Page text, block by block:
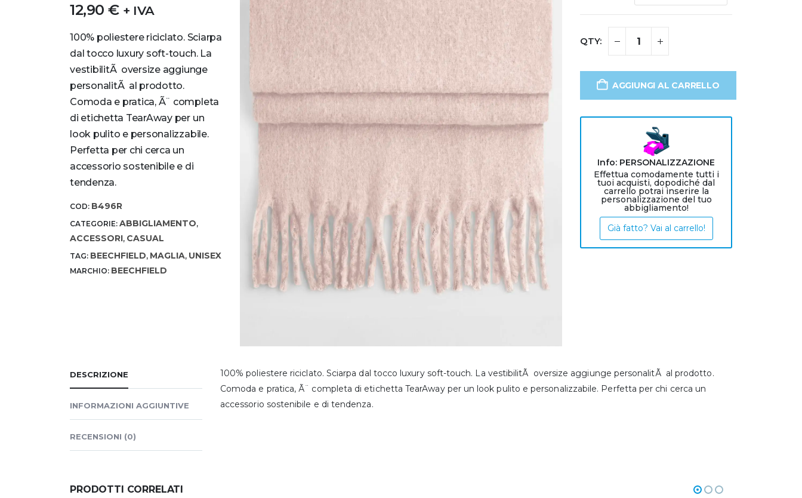
12,90€ + IVA
100% poliestere riciclato. Sciarpa
dal tocco luxury soft-touch. La
vestibilitÃ oversize aggiunge
personalitÃ al prodotto.
Comoda e pratica, Ã¨ completa
di etichetta TearAway per un
look pulito e personalizzabile.
Perfetta per chi cerca un
accessorio sostenibile e di
tendenza.
COD: B496R
CATEGORIE: ABBIGLIAMENTO,
ACCESSORI, CASUAL
TAG: BEECHFIELD, MAGLIA, UNISEX
MARCHIO: BEECHFIELD
AGGIUNGI AL CARRELLO
Info: PERSONALIZZAZIONE
Effettua comodamente tutti i
tuoi acquisti, dopodiché dal
carrello potrai inserire la
personalizzazione del tuo
abbigliamento!
Già fatto? Vai al carrello!
DESCRIZIONE
INFORMAZIONI AGGIUNTIVE
RECENSIONI (0)
100% poliestere riciclato. Sciarpa dal tocco luxury soft-touch. La vestibilitÃ oversize aggiunge personalitÃ al prodotto.
Comoda e pratica, Ã¨ completa di etichetta TearAway per un look pulito e personalizzabile. Perfetta per chi cerca un
accessorio sostenibile e di tendenza.
PRODOTTI CORRELATI